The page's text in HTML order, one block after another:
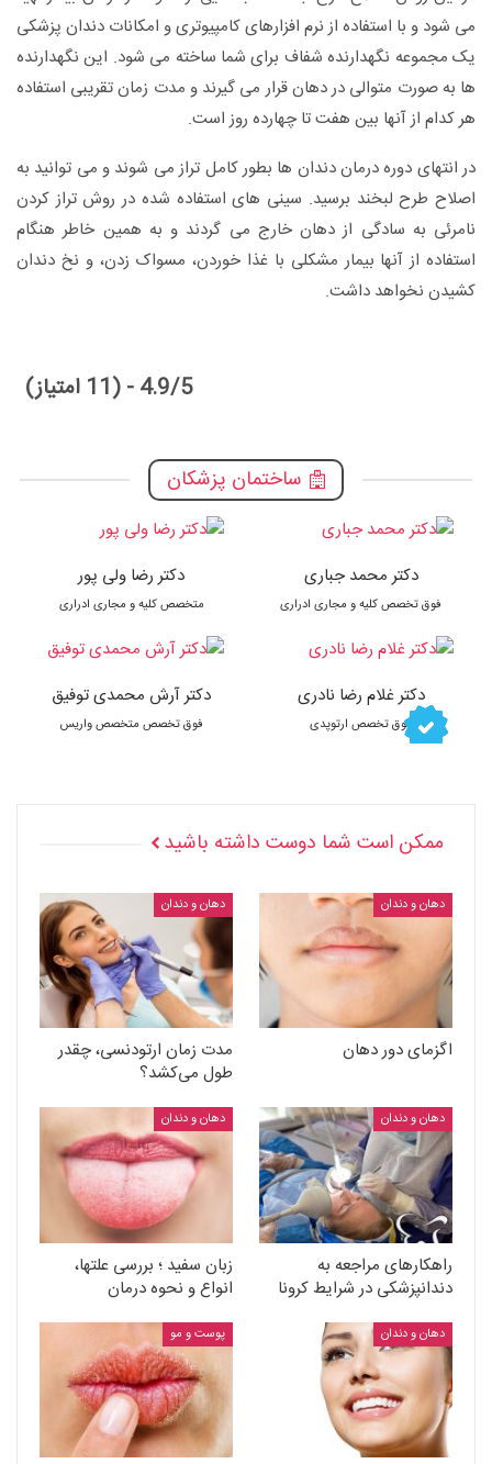
می شود و با استفاده از نرم افزارهای کامپیوتری و امکانات دندان پزشکی
یک مجموعه نگهدارنده شفاف برای شما ساخته می شود. این نگهدارنده
ها به صورت متوالی در دهان قرار می گیرند و مدت زمان تقریبی استفاده
هر کدام از آنها بین هفت تا چهارده روز است.
در انتهای دوره درمان دندان ها بطور کامل تراز می شوند و می توانید به
اصلاح طرح لبخند برسید. سینی های استفاده شده در روش تراز کردن
نامرئی به سادگی از دهان خارج می گردند و به همین خاطر هنگام
استفاده از آنها بیمار مشکلی با غذا خوردن، مسواک زدن، و نخ دندان
کشیدن نخواهد داشت.
4.9/5 - (11 امتیاز)
ساختمان پزشکان
دکتر محمد جباری
فوق تخصص کلیه و مجاری ادراری
دکتر غلام رضا نادری
فوق تخصص ارتوپدی
دکتر رضا ولی پور
متخصص کلیه و مجاری ادراری
دکتر آرش محمدی توفیق
فوق تخصص متخصص واریس
ممکن است شما دوست داشته باشید
دهان و دندان
اگزمای دور دهان
دهان و دندان
مدت زمان ارتودنسی، چقدر
طول می‌کشد؟
دهان و دندان
راهکارهای مراجعه به
دندانپزشکی در شرایط کرونا
دهان و دندان
زبان سفید ؛ بررسی علتها،
انواع و نحوه درمان
دهان و دندان پوست و مو